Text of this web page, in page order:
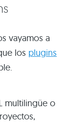
vayamos a
los plugins
multilingüe o